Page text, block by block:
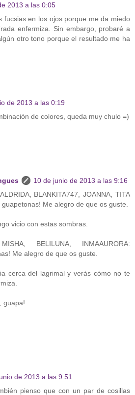
2013 a las 0:05
fucsias en los ojos porque me da miedo
enfermiza. Sin embargo, probaré a
otro tono porque el resultado me ha
de 2013 a las 0:19
de colores, queda muy chulo =)
10 de junio de 2013 a las 9:16
BLANKITA747, JOANNA, TITA
Me alegro de que os guste.
vicio con estas sombras.
BELILUNA, INMAAURORA:
Me alegro de que os guste.
cerca del lagrimal y verás cómo no te
guapa!
de 2013 a las 9:51
pienso que con un par de cosillas